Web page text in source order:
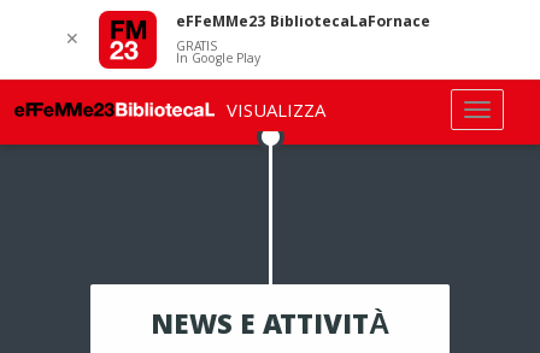
NEWS E ATTIVITÀ
✕
eFFeMMe23 BibliotecaLaFornace
GRATIS
In Google Play
VISUALIZZA